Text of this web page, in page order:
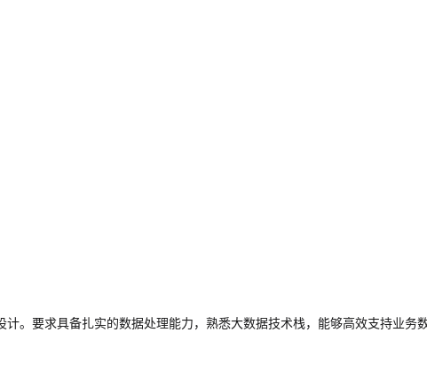
。要求具备扎实的数据处理能力，熟悉大数据技术栈，能够高效支持业务